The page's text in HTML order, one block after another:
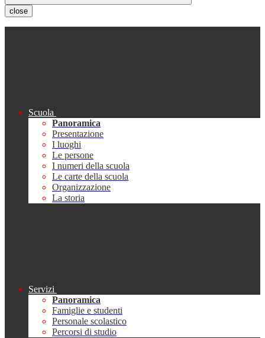
close
Scuola
Panoramica
Presentazione
I luoghi
Le persone
I numeri della scuola
Le carte della scuola
Organizzazione
La storia
Servizi
Panoramica
Famiglie e studenti
Personale scolastico
Percorsi di studio